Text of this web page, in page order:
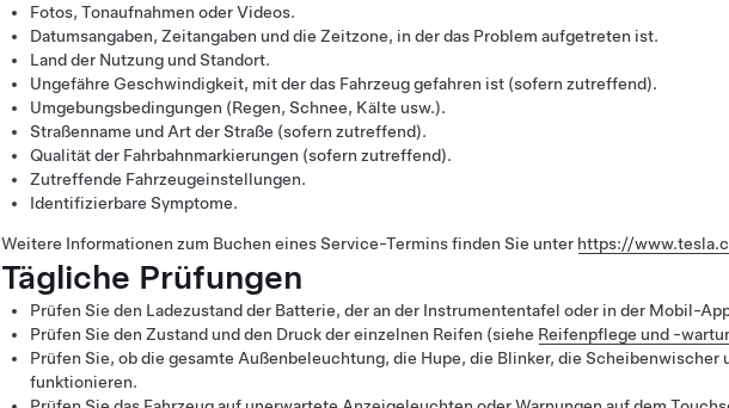
Fotos, Tonaufnahmen oder Videos.
Datumsangaben, Zeitangaben und die Zeitzone, in der das Problem aufgetreten ist.
Land der Nutzung und Standort.
Ungefähre Geschwindigkeit, mit der das Fahrzeug gefahren ist (sofern zutreffend).
Umgebungsbedingungen (Regen, Schnee, Kälte usw.).
Straßenname und Art der Straße (sofern zutreffend).
Qualität der Fahrbahnmarkierungen (sofern zutreffend).
Zutreffende Fahrzeugeinstellungen.
Identifizierbare Symptome.
Weitere Informationen zum Buchen eines Service-Termins finden Sie unter https://
Tägliche Prüfungen
Prüfen Sie den Ladezustand der Batterie, deran der Instrumententafel oder in der Mobil-
Prüfen Sie den Zustand und den Druck der einzelnen Reifen (siehe Reifenpflege und -
Prüfen Sie, ob die gesamte Außenbeleuchtung, die Hupe, die Blinker, die Scheibenwischer
funktionieren.